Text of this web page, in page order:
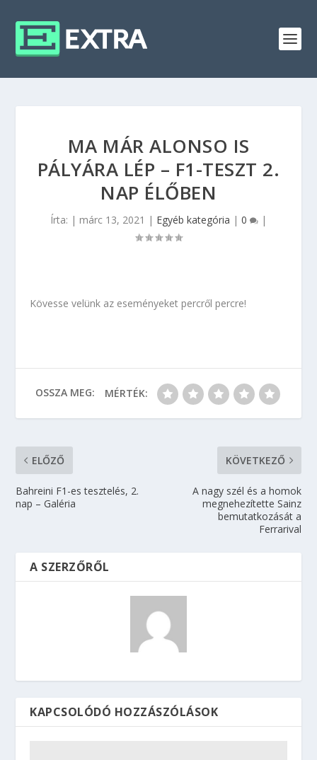
MA MÁR ALONSO IS
PÁLYÁRA LÉP – F1-TESZT 2.
NAP ÉLŐBEN
Írta: | márc 13, 2021 | Egyéb kategória | 0 |
Kövesse velünk az eseményeket percről percre!
OSSZA MEG: MÉRTÉK:
ELŐZŐ
Bahreini F1-es tesztelés, 2.
nap – Galéria
KÖVETKEZŐ
A nagy szél és a homok
megnehezítette Sainz
bemutatkozását a
Ferrarival
A SZERZŐRŐL
KAPCSOLÓDÓ HOZZÁSZÓLÁSOK